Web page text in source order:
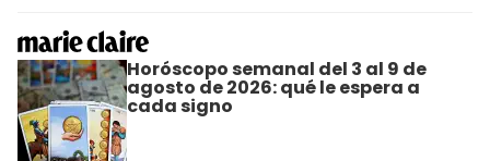
Horóscopo semanal del 3 al 9 de
agosto de 2026: qué le espera a
cada signo